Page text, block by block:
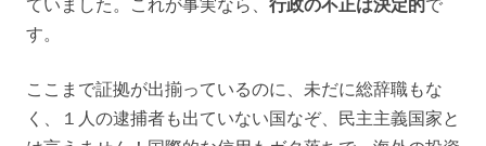
ていました。これが事実なら、 行政の不正は決定的で
す。
ここまで証拠が出揃っているのに、未だに総辞職もな
く、１人の逮捕者も出ていない国なぞ、民主主義国家と